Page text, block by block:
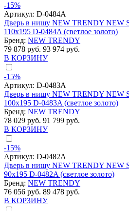
-15%
Артикул: D-0484A
Дверь в нишу NEW TRENDY NEW
110x195 D-0484A (светлое золото)
Бренд: NEW TRENDY
79 878 руб. 93 974 руб.
В КОРЗИНУ
-15%
Артикул: D-0483A
Дверь в нишу NEW TRENDY NEW
100x195 D-0483A (светлое золото)
Бренд: NEW TRENDY
78 029 руб. 91 799 руб.
В КОРЗИНУ
-15%
Артикул: D-0482A
Дверь в нишу NEW TRENDY NEW
90x195 D-0482A (светлое золото)
Бренд: NEW TRENDY
76 056 руб. 89 478 руб.
В КОРЗИНУ